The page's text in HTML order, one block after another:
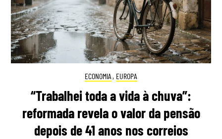
ECONOMIA , EUROPA
“Trabalhei toda a vida à chuva”:
reformada revela o valor da pensão
depois de 41 anos nos correios